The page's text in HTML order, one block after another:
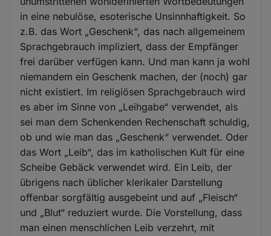
in eine nebulöse, esoterische Unsinnhaftigkeit. So
z.B. das Wort „Geschenk“, das nach allgemeinem
Sprachgebrauch impliziert, dass der Empfänger
frei darüber verfügen kann. Und man kann ja wohl
niemandem ein Geschenk machen, der (noch) gar
nicht existiert. Im religiösen Sprachgebrauch wird
es aber im Sinne von „Leihgabe“ verwendet, als
sei man dem Schenkenden Rechenschaft schuldig,
ob und wie man das „Geschenk“ verwendet. Oder
das Wort „Leib“, das im katholischen Kult für eine
Scheibe Gebäck verwendet wird. Ein Leib, der
übrigens nach üblicher klerikaler Darstellung
offenbar sorgfältig ausgebeint und auf „Fleisch“
und „Blut“ reduziert wurde. Die Vorstellung, dass
man einen menschlichen Leib verzehrt, mit
Cookies